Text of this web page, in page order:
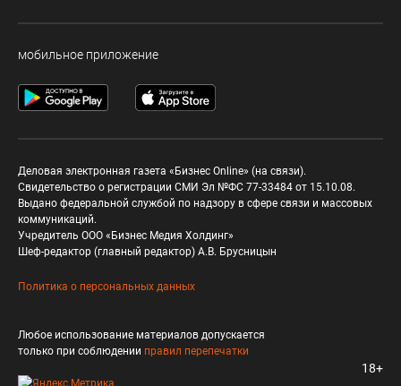
мобильное приложение
Деловая электронная газета «Бизнес Online» (на связи).
Свидетельство о регистрации СМИ Эл №ФС 77-33484 от 15.10.08.
Выдано федеральной службой по надзору в сфере связи и массовых
коммуникаций.
Учредитель ООО «Бизнес Медия Холдинг»
Шеф-редактор (главный редактор) А.В. Брусницын
Политика о персональных данных
Любое использование материалов допускается
только при соблюдении правил перепечатки
18+